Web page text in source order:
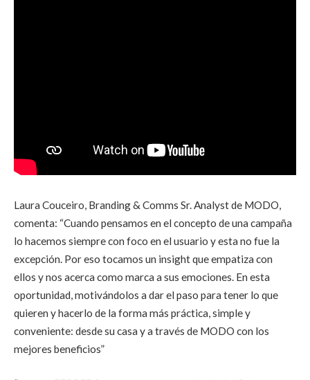
Laura Couceiro, Branding & Comms Sr. Analyst de MODO,
comenta: “Cuando pensamos en el concepto de una campaña
lo hacemos siempre con foco en el usuario y esta no fue la
excepción. Por eso tocamos un insight que empatiza con
ellos y nos acerca como marca a sus emociones. En esta
oportunidad, motivándolos a dar el paso para tener lo que
quieren y hacerlo de la forma más práctica, simple y
conveniente: desde su casa y a través de MODO con los
mejores beneficios”